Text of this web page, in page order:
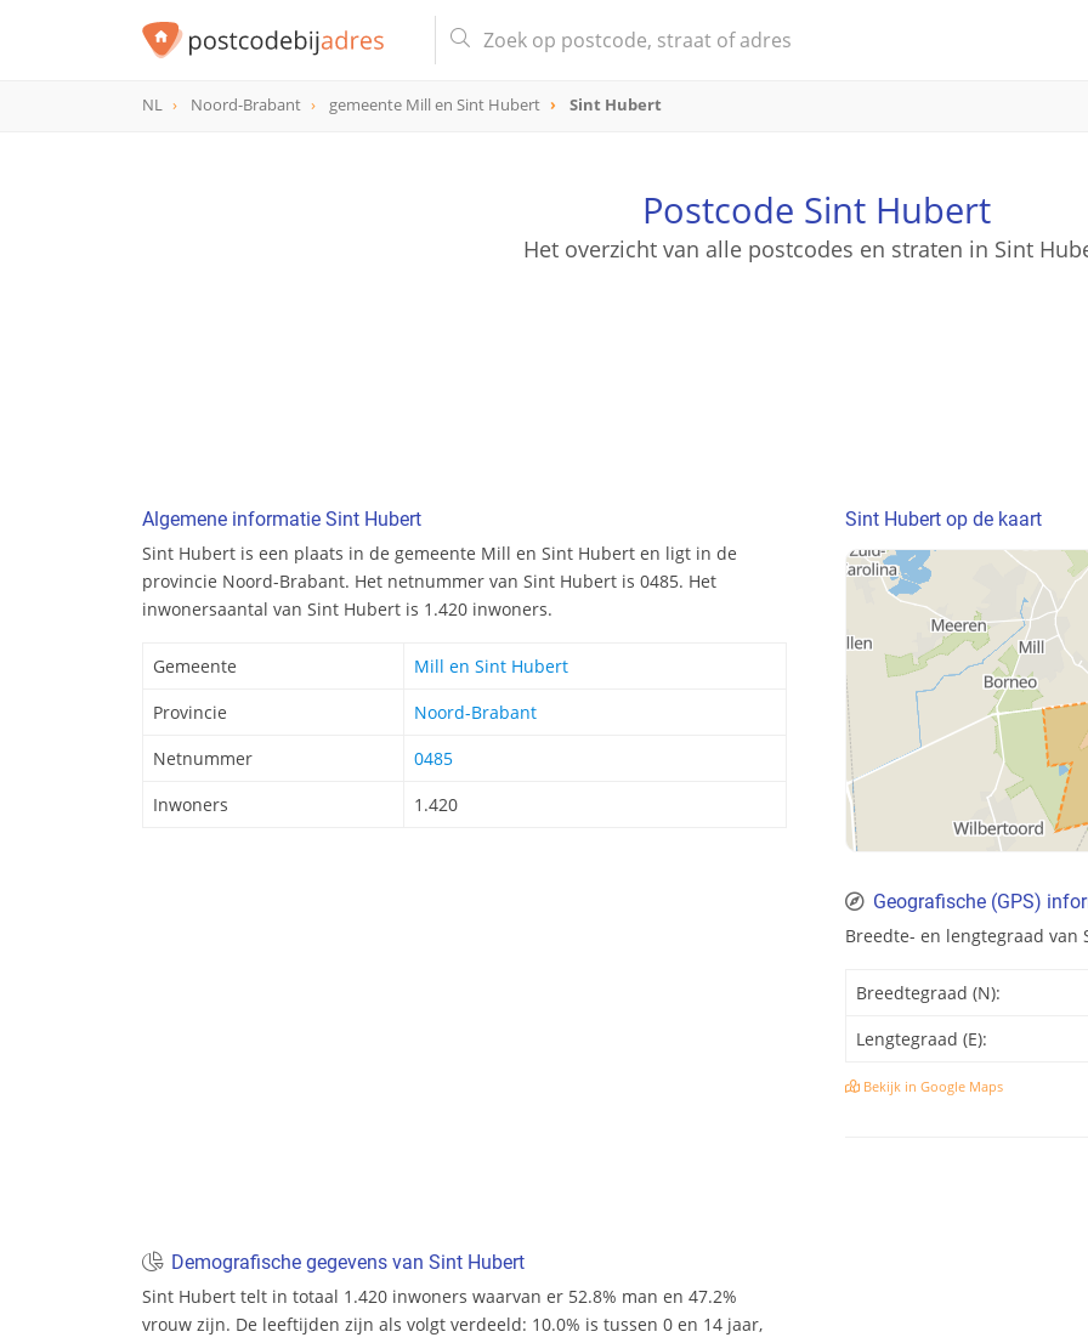
NL Noord-Brabant gemeente Mill en Sint Hubert Sint Hubert
Postcode Sint Hubert
Het overzicht van alle postcodes en straten in Sint
Algemene informatie Sint Hubert
Sint Hubert is een plaats in de gemeente Mill en Sint Hubert en ligt in de
provincie Noord-Brabant. Het netnummer van Sint Hubert is 0485. Het
inwonersaantal van Sint Hubert is 1.420 inwoners.
Gemeente
Mill en Sint Hubert
Provincie
Noord-Brabant
Netnummer
0485
Inwoners
1.420
Demografische gegevens van Sint Hubert
Sint Hubert telt in totaal 1.420 inwoners waarvan er 52.8% man en 47.2%
vrouw zijn. De leeftijden zijn als volgt verdeeld: 10.0% is tussen 0 en 14 jaar,
Sint Hubert op de kaart
Geografische (GPS)
Breedte- en lengtegraad van
Breedtegraad (N):
Lengtegraad (E):
Bekijk in Google Maps